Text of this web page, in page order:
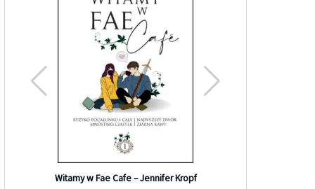
Witamy w Fae Cafe – Jennifer Kropf